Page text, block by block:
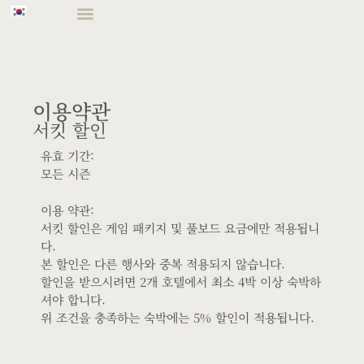
이용약관
서킷 할인
유효 기간:
모든 시즌
이용 약관:
서킷 할인은 게임 패키지 및 풀보드 요금에만 적용됩니
다.
본 할인은 다른 행사와 중복 적용되지 않습니다.
할인을 받으시려면 2개 호텔에서 최소 4박 이상 숙박하
셔야 합니다.
위 조건을 충족하는 숙박에는 5% 할인이 적용됩니다.